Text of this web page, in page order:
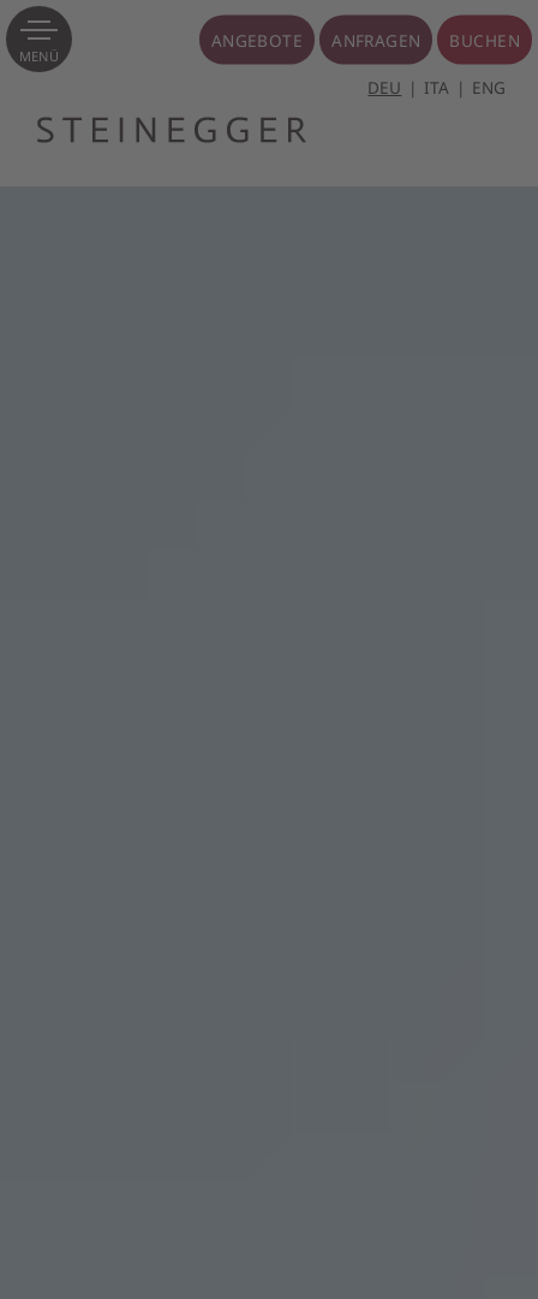
MENÜ
ANGEBOTE ANFRAGEN BUCHEN
DEU ITA ENG